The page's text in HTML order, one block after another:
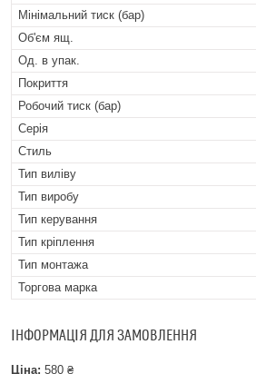
Мінімальний тиск (бар)
Об'єм ящ.
Од. в упак.
Покриття
Робочий тиск (бар)
Серія
Стиль
Тип виліву
Тип виробу
Тип керування
Тип кріплення
Тип монтажа
Торгова марка
ІНФОРМАЦІЯ ДЛЯ ЗАМОВЛЕННЯ
Ціна: 580 ₴